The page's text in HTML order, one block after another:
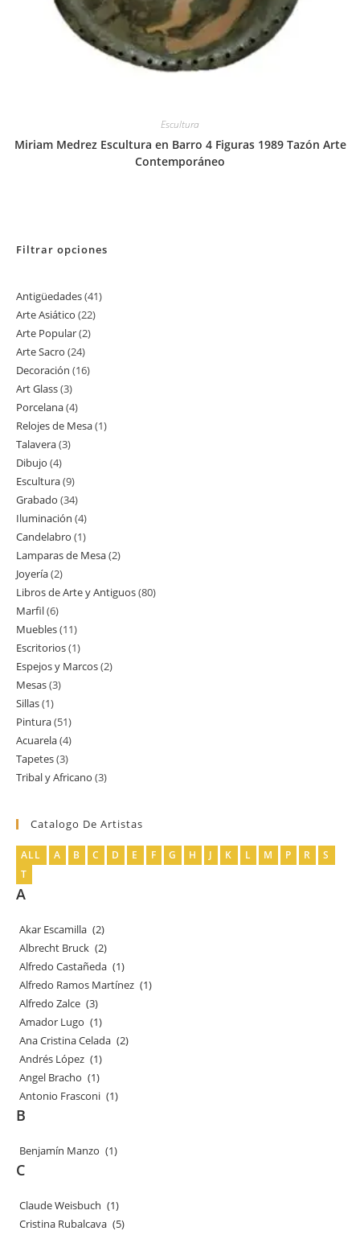
Escultura
Miriam Medrez Escultura en Barro 4 Figuras 1989 Tazón Arte
Contemporáneo
Filtrar opciones
Antigüedades 4141
Arte Asiático 2222
Arte Popular 22
Arte Sacro 2424
productos
Decoración 1616
Art Glass 33
productos
Porcelana 44
productos
Relojes de Mesa 11
Talavera 33
Dibujo 44
productos
Escultura 99
productos
Grabado 3434
productos
Iluminación 44
productos
Candelabro 11
producto
Lamparas de Mesa 22
Joyería 22
productos
Libros de Arte y Antiguos 8080
Marfil 66
productos
Muebles 1111
productos
Escritorios 11
producto
Espejos y Marcos 22
Mesas 33
Sillas 11
producto
Pintura 5151
productos
Acuarela 44
productos
Tapetes 33
productos
Tribal y Africano 33
Catalogo De Artistas
ALL A B C D E F G H J K L M P R
S
T
A
Akar Escamilla (2)
Albrecht Bruck (2)
Alfredo Castañeda (1)
Alfredo Ramos Martínez (1)
Alfredo Zalce (3)
Amador Lugo (1)
Ana Cristina Celada (2)
Andrés López (1)
Angel Bracho (1)
Antonio Frasconi (1)
B
Benjamín Manzo (1)
C
Claude Weisbuch (1)
Cristina Rubalcava (5)